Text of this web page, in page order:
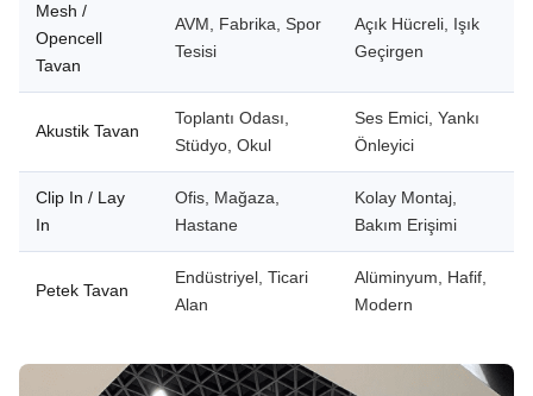
Mesh /
Opencell
Tavan
AVM, Fabrika, Spor
Tesisi
Açık Hücreli, Işık
Geçirgen
Akustik Tavan
Toplantı Odası,
Stüdyo, Okul
Ses Emici, Yankı
Önleyici
Clip In / Lay
In
Ofis, Mağaza,
Hastane
Kolay Montaj,
Bakım Erişimi
Petek Tavan
Endüstriyel, Ticari
Alan
Alüminyum, Hafif,
Modern